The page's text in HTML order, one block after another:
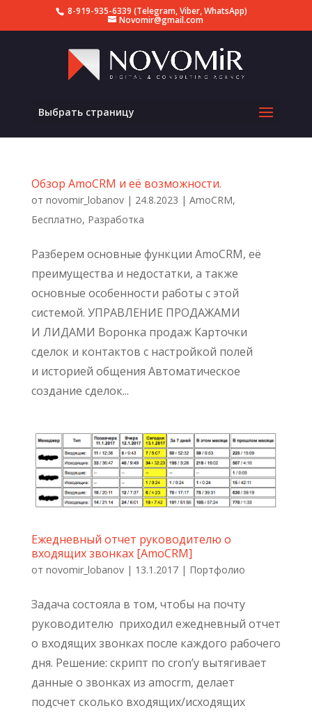
8-919-935-6339 (Telegram, Viber, WhatsApp)
Novomir@gmail.com
Выбрать страницу
Обзор AmoCRM и её возможности.
от novomir_lobanov| 24.8.2023 | AmoCRM,
Бесплатно, Разработка
Разберем основные функции AmoCRM, её
преимущества и недостатки, а также
основные особенности работы с этой
системой. УПРАВЛЕНИЕ ПРОДАЖАМИ
И ЛИДАМИ Воронка продаж Карточки
сделок и контактов с настройкой полей
и историей общения Автоматическое
создание сделок...
Ежедневный отчет руководителю о
входящих звонках [AmoCRM]
от novomir_lobanov| 13.1.2017| Портфолио
Задача состояла в том, чтобы на почту
руководителю приходил ежедневный отчет
о входящих звонках после каждого рабочего
дня. Решение: скрипт по cron’у вытягивает
данные о звонках из amocrm, делает
подсчет сколько входящих/исходящих